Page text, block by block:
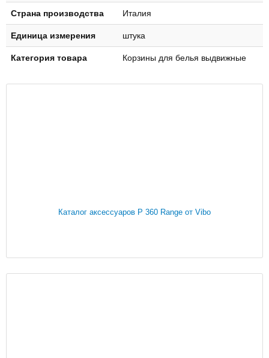
Страна производства Италия
Единица измерения штука
Категория товара Корзины для белья выдвижные
Каталог аксессуаров P 360 Range от Vibo